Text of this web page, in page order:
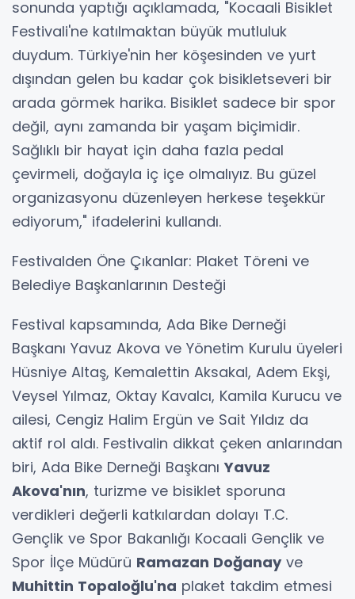
sonunda yaptığı açıklamada, "Kocaali Bisiklet
Festivali'ne katılmaktan büyük mutluluk
duydum. Türkiye'nin her köşesinden ve yurt
dışından gelen bu kadar çok bisikletseveri bir
arada görmek harika. Bisiklet sadece bir spor
değil, aynı zamanda bir yaşam biçimidir.
Sağlıklı bir hayat için daha fazla pedal
çevirmeli, doğayla iç içe olmalıyız. Bu güzel
organizasyonu düzenleyen herkese teşekkür
ediyorum," ifadelerini kullandı.
Festivalden Öne Çıkanlar: Plaket Töreni ve
Belediye Başkanlarının Desteği
Festival kapsamında, Ada Bike Derneği
Başkanı Yavuz Akova ve Yönetim Kurulu üyeleri
Hüsniye Altaş, Kemalettin Aksakal, Adem Ekşi,
Veysel Yılmaz, Oktay Kavalcı, Kamila Kurucu ve
ailesi, Cengiz Halim Ergün ve Sait Yıldız da
aktif rol aldı. Festivalin dikkat çeken anlarından
biri, Ada Bike Derneği Başkanı Yavuz
Akova'nın, turizme ve bisiklet sporuna
verdikleri değerli katkılardan dolayı T.C.
Gençlik ve Spor Bakanlığı Kocaali Gençlik ve
Spor İlçe Müdürü Ramazan Doğanayve
Muhittin Topaloğlu'na plaket takdim etmesi